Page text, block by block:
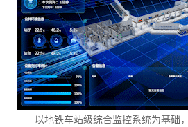
以地铁车站级综合监控系统为基础